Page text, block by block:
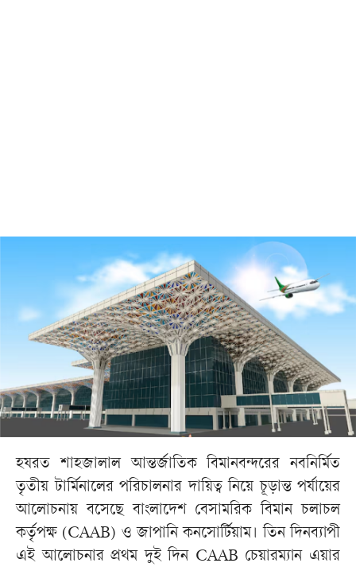
হযরত শাহজালাল আন্তর্জাতিক বিমানবন্দরের নবনির্মিত
তৃতীয় টার্মিনালের পরিচালনার দায়িত্ব নিয়ে চূড়ান্ত পর্যায়ের
আলোচনায় বসেছে বাংলাদেশ বেসামরিক বিমান চলাচল
কর্তৃপক্ষ (CAAB) ও জাপানি কনসোর্টিয়াম। তিন দিনব্যাপী
এই আলোচনার প্রথম দুই দিন CAAB চেয়ারম্যান এয়ার